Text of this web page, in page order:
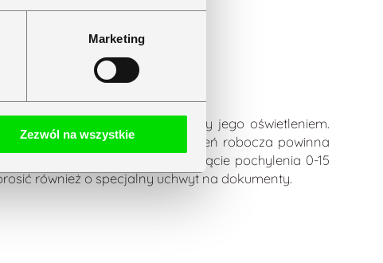
Marketing
Zezwól na wszystkie
stanowiska pracy czy jego oświetleniem.
pracownika – a przestrzeń robocza powinna
wyposażyć w podnóżek o kącie pochylenia 0-15
również o specjalny uchwyt na dokumenty.